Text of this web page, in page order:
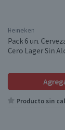
Heineken
Pack 6 un.
Cero Lager Sin
Producto sin